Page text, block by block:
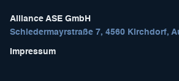
Alliance ASE GmbH
Schiedermayrstraße 7, 4560 Kirchdorf,
Impressum